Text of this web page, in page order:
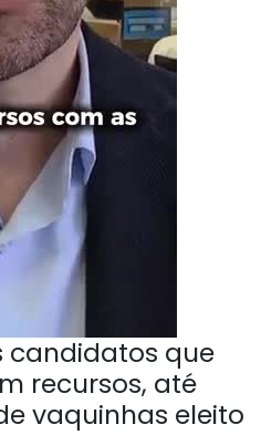
candidatos que
recursos, até
vaquinhas eleito